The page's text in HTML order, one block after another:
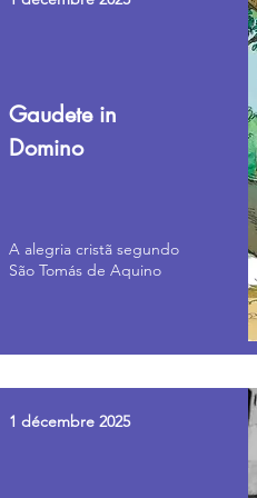
Gaudete in
Domino
A alegria cristã segundo
São Tomás de Aquino
1 décembre 2025